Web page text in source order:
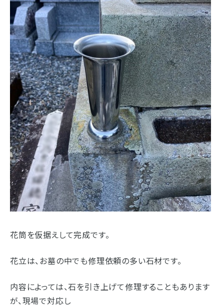
花筒を仮据えして完成です。
花立は、お墓の中でも修理依頼の多い石材です。
内容によっては、石を引き上げて修理することもあります
が、現場で対応し